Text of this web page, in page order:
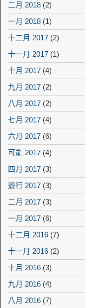
二月 2018 (2)
一月 2018 (1)
十二月 2017 (2)
十一月 2017 (1)
十月 2017 (4)
九月 2017 (2)
八月 2017 (2)
七月 2017 (4)
六月 2017 (6)
可能 2017 (4)
四月 2017 (3)
遊行 2017 (3)
二月 2017 (3)
一月 2017 (6)
十二月 2016 (7)
十一月 2016 (2)
十月 2016 (3)
九月 2016 (4)
八月 2016 (7)